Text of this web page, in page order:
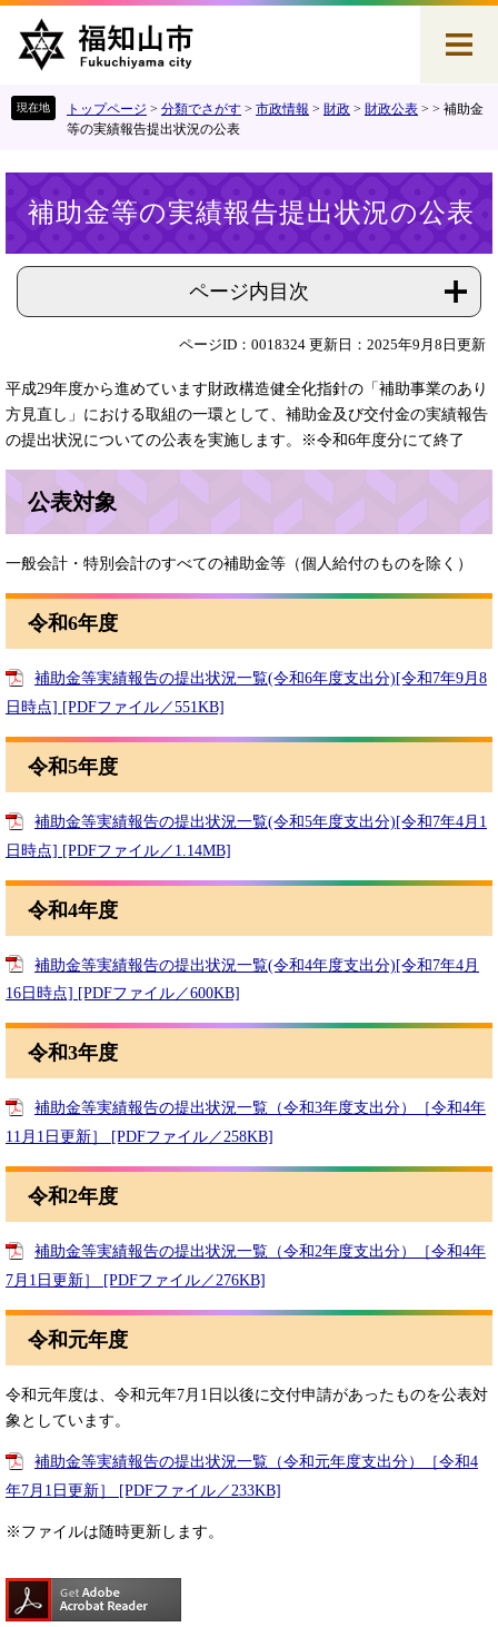
す
し
トップページ > 分類でさがす > 市政情報 > 財政 > 財政公表 > > 補助金
等の実績報告提出状況の公表
補助金等の実績報告提出状況の公表
ページ内目次
ページID：0018324 更新日：2025年9月8日更新
平成29年度から進めています財政構造健全化指針の「補助事業のあり
方見直し」における取組の一環として、補助金及び交付金の実績報告
の提出状況についての公表を実施します。※令和6年度分にて終了
公表対象
一般会計・特別会計のすべての補助金等（個人給付のものを除く）
令和6年度
補助金等実績報告の提出状況一覧(令和6年度支出分)[令和7年9月8
日時点] [PDFファイル／551KB]
令和5年度
補助金等実績報告の提出状況一覧(令和5年度支出分)[令和7年4月1
日時点] [PDFファイル／1.14MB]
令和4年度
補助金等実績報告の提出状況一覧(令和4年度支出分)[令和7年4月
16日時点] [PDFファイル／600KB]
令和3年度
補助金等実績報告の提出状況一覧（令和3年度支出分）［令和4年
11月1日更新］ [PDFファイル／258KB]
令和2年度
補助金等実績報告の提出状況一覧（令和2年度支出分）［令和4年
7月1日更新］ [PDFファイル／276KB]
令和元年度
令和元年度は、令和元年7月1日以後に交付申請があったものを公表対
象としています。
補助金等実績報告の提出状況一覧（令和元年度支出分）［令和4
年7月1日更新］ [PDFファイル／233KB]
※ファイルは随時更新します。